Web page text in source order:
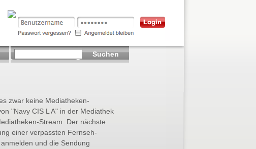
zwar keine Mediatheken-
"Navy CIS L A" in der Mediathek
Stream. Der nächste
einer verpassten Fernseh-
und die Sendung
Suchen